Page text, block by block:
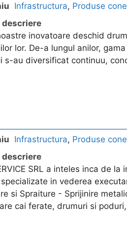
Infrastructura, Produse
descriere
inovatoare deschid
lor. De-a lungul anilor,
s-au diversificat continuu,
Infrastructura, Produse
descriere
SRL a inteles inca de
in vederea
si Spraiture - Sprijinire
cai ferate, drumuri si